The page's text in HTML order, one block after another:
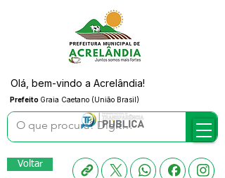
Prefeito Graia Caetano (União Brasil)
Olá, bem-vindo a Acrelândia!
Voltar